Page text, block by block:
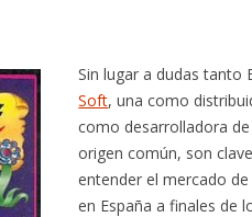
Sin lugar a dudas tanto
Soft, una como
como desarrolladora
origen común, son
entender el mercado
en España a finales de